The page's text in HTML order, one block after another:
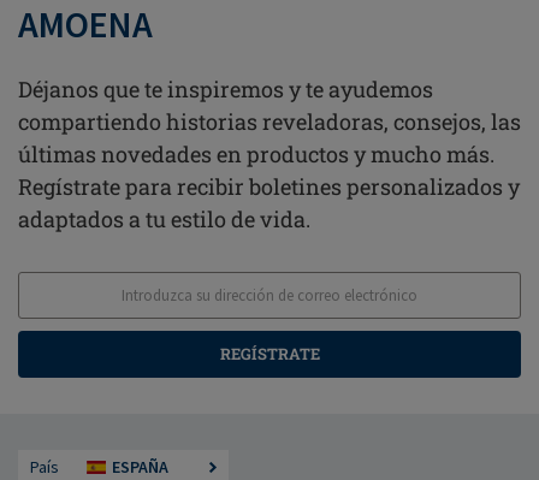
AMOENA
Déjanos que te inspiremos y te ayudemos
compartiendo historias reveladoras, consejos, las
últimas novedades en productos y mucho más.
Regístrate para recibir boletines personalizados y
adaptados a tu estilo de vida.
REGÍSTRATE
País ESPAÑA